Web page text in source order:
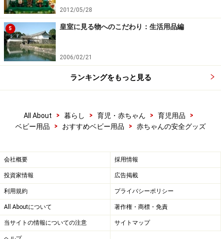
2012/05/28
5 皇室に見る物へのこだわり：生活用品編
2006/02/21
ランキングをもっと見る
All About > 暮らし > 育児・赤ちゃん > 育児用品
>
ベビー用品
> おすすめベビー用品 > 赤ちゃんの安全グッズ
会社概要 採用情報
投資家情報 広告掲載
利用規約 プライバシーポリシー
All Aboutについて 著作権・商標・免責
当サイトの情報についての注意 サイトマップ